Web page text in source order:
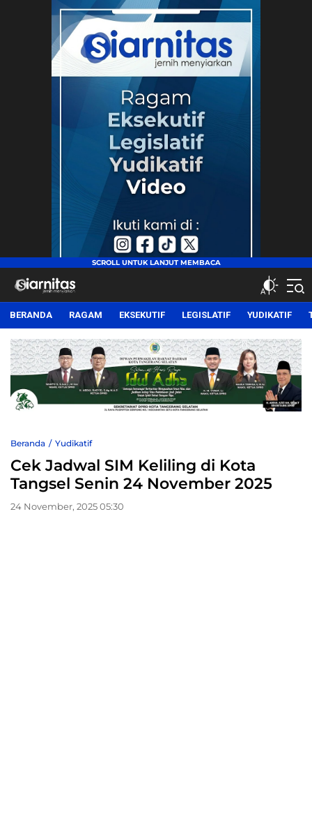
siarnitas
Jernih Menyiarkan
BERANDA RAGAM EKSEKUTIF LEGISLATIF YUDIKATIF
Beranda Yudikatif
Cek Jadwal SIM Keliling di Kota
Tangsel Senin 24 November 2025
24 November, 2025 05:30